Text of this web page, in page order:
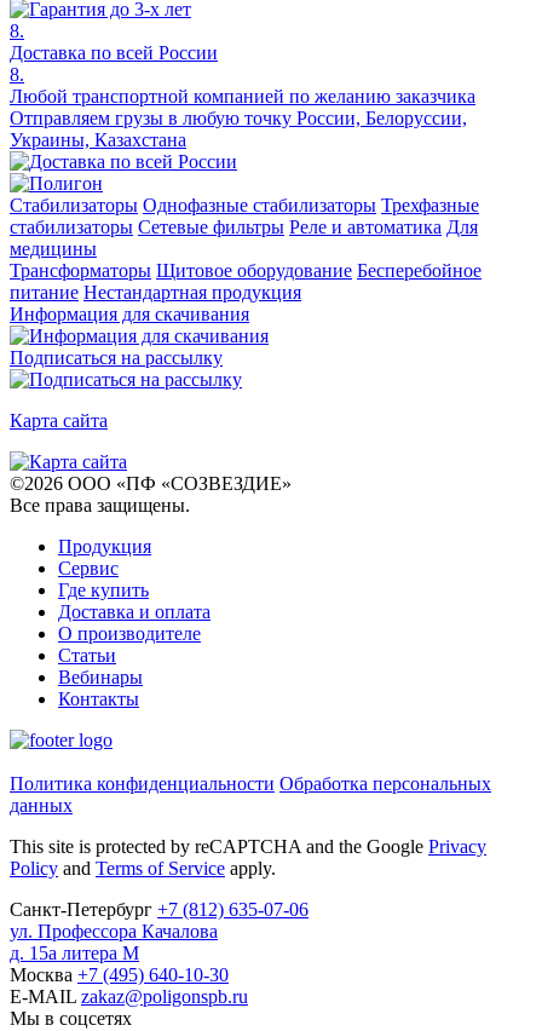
8.
Доставка по всей России
8.
Любой транспортной компанией по желанию заказчика
Отправляем грузы в любую точку России, Белоруссии,
Украины, Казахстана
Стабилизаторы Однофазные стабилизаторы Трехфазные
стабилизаторы Сетевые фильтры Реле и автоматика Для
медицины
Трансформаторы Щитовое оборудование Бесперебойное
питание Нестандартная продукция
Информация для скачивания
Подписаться на рассылку
Карта сайта
©2026 ООО «ПФ «СОЗВЕЗДИЕ»
Все права защищены.
Продукция
Сервис
Где купить
Доставка и оплата
О производителе
Статьи
Вебинары
Контакты
Политика конфиденциальности Обработка персональных
данных
This site is protected by reCAPTCHA and the Google Privacy
Policy and Terms of Service apply.
Санкт-Петербург +7 (812) 635-07-06
ул. Профессора Качалова
д. 15а литера М
Москва +7 (495) 640-10-30
E-MAIL zakaz@poligonspb.ru
Мы в соцсетях